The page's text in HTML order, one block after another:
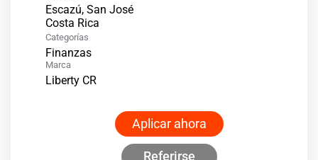
Escazú, San José
Categorías
Finanzas
Marca
Liberty CR
Aplicar ahora
Referirse